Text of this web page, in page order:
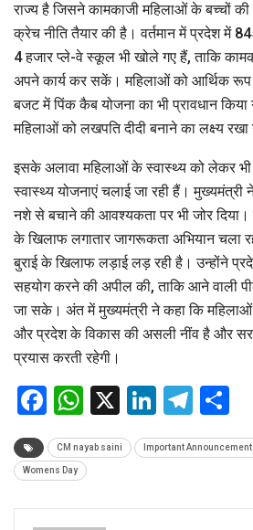
राज्य है जिसने कामकाजी महिलाओं के बच्चों
क्रेच नीति तैयार की है। वर्तमान में प्रदेश में
4 हजार प्ले-वे स्कूल भी खोले गए हैं, ताकि
अपने कार्य कर सकें। महिलाओं को आर्थिक
बजट में पिंक कैब योजना का भी प्रावधान
महिलाओं को लखपति दीदी बनाने का लक्ष्य रखा
इसके अलावा महिलाओं के स्वास्थ्य को लेकर
स्वास्थ्य योजनाएं चलाई जा रही हैं।
नशे से बचाने की आवश्यकता पर भी जोर
के खिलाफ लगातार जागरूकता अभियान चला
बुराई के खिलाफ लड़ाई लड़ रही है। उन्होंने
सहयोग करने की अपील की, ताकि आने वाली
जा सके। अंत में मुख्यमंत्री ने कहा कि
और प्रदेश के विकास की असली नींव है और
प्रयास करती रहेगी।
Facebook
WhatsApp
X LinkedIn
CM nayab saini Important
Womens Day